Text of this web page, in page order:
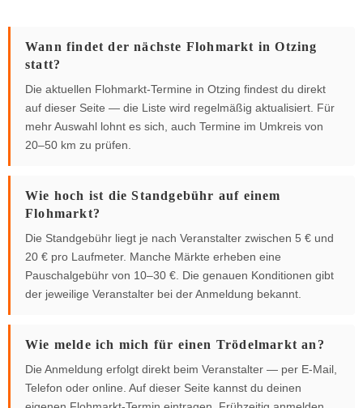
Wann findet der nächste Flohmarkt in Otzing
statt?
Die aktuellen Flohmarkt-Termine in Otzing findest du direkt
auf dieser Seite — die Liste wird regelmäßig aktualisiert. Für
mehr Auswahl lohnt es sich, auch Termine im Umkreis von
20–50 km zu prüfen.
Wie hoch ist die Standgebühr auf einem
Flohmarkt?
Die Standgebühr liegt je nach Veranstalter zwischen 5 € und
20 € pro Laufmeter. Manche Märkte erheben eine
Pauschalgebühr von 10–30 €. Die genauen Konditionen gibt
der jeweilige Veranstalter bei der Anmeldung bekannt.
Wie melde ich mich für einen Trödelmarkt an?
Die Anmeldung erfolgt direkt beim Veranstalter — per E-Mail,
Telefon oder online. Auf dieser Seite kannst du deinen